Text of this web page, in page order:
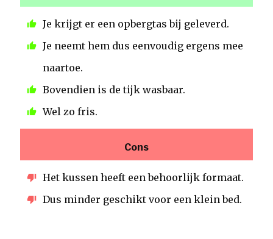
Je krijgt er een opbergtas bij geleverd.
Je neemt hem dus eenvoudig ergens mee
naartoe.
Bovendien is de tijk wasbaar.
Wel zo fris.
Cons
Het kussen heeft een behoorlijk formaat.
Dus minder geschikt voor een klein bed.